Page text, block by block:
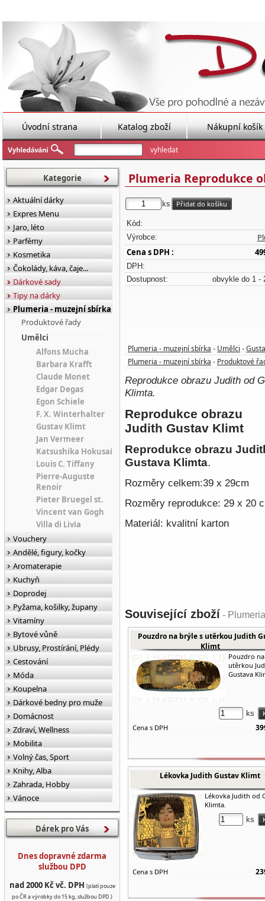
Úvodní strana Katalog zboží Nákupní košík
Plumeria Reprodukce
ks
Kód:
Výrobce:
Cena s DPH :
DPH:
Dostupnost:
obvykle do 1 -
Plumeria - muzejní sbírka - Umělci -
Plumeria - muzejní sbírka - Produktové
Reprodukce obrazu Judith od
Klimta.
Reprodukce obrazu
Judith Gustav Klimt
Reprodukce obrazu
Gustava Klimta.
Rozměry celkem:39 x 29cm
Rozměry reprodukce: 29 x 20
Materiál: kvalitní karton
Související zboží -
Pouzdro na brýle s utěrkou Judith
Klimt
Pouzdro
utěrkou
Gustava
ks
Cena s DPH
Lékovka Judith Gustav Klimt
Lékovka Judith od
Klimta.
ks
Cena s DPH
Kategorie
Aktuální dárky
Expres Menu
Jaro, léto
Parfémy
Kosmetika
Čokolády, káva, čaje...
Dárkové sady
Tipy na dárky
Plumeria - muzejní sbírka
Produktové řady
Umělci
Alfons Mucha
Barbara Krafft
Claude Monet
Edgar Degas
Egon Schiele
F. X. Winterhalter
Gustav Klimt
Jan Vermeer
Katsushika Hokusai
Louis C. Tiffany
Pierre-Auguste
Renoir
Pieter Bruegel st.
Vincent van Gogh
Villa di Livia
Vouchery
Andělé, figury, kočky
Aromaterapie
Kuchyň
Doprodej
Pyžama, košilky, župany
Vitamíny
Bytové vůně
Ubrusy, Prostírání, Plédy
Cestování
Móda
Koupelna
Dárkové bedny pro muže
Domácnost
Zdraví, Wellness
Mobilita
Volný čas, Sport
Knihy, Alba
Zahrada, Hobby
Vánoce
Dárek pro Vás
Dnes dopravné zdarma
službou DPD
nad 2000 Kč vč. DPH (platí pouze
po ČR a výrobky do 15 kg, službou DPD.)